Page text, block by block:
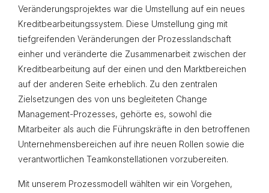
Veränderungsprojektes war die Umstellung auf ein neues
Kreditbearbeitungssystem. Diese Umstellung ging mit
tiefgreifenden Veränderungen der Prozesslandschaft
einher und veränderte die Zusammenarbeit zwischen der
Kreditbearbeitung auf der einen und den Markt­bereichen
auf der anderen Seite erheblich. Zu den zentralen
Zielsetzungen des von uns begleiteten Change
Management-Prozesses, gehörte es, sowohl die
Mitarbeiter als auch die Führungskräfte in den betroffenen
Unternehmensbereichen auf ihre neuen Rollen sowie die
verantwortlichen Teamkonstellationen vorzubereiten.
Mit unserem Prozessmodell wählten wir ein Vorgehen,